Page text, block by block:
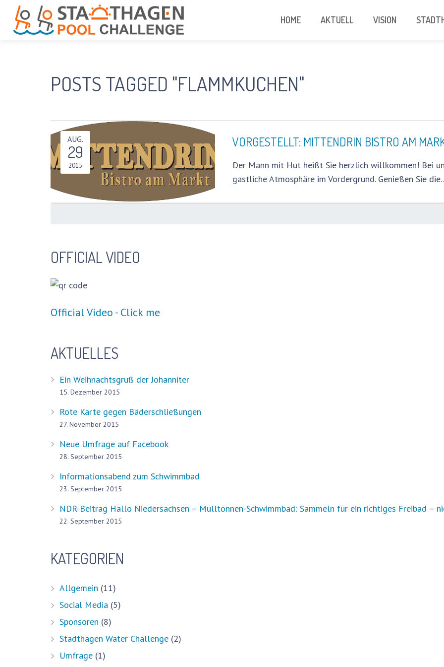
HOME AKTUELL VISION
POSTS TAGGED "FLAMMKUCHEN"
VORGESTELLT: MITTENDRIN BISTRO AM
AUG.
29
2015
Der Mann mit Hut heißt Sie herzlich willkommen! Bei
gastliche Atmosphäre im Vordergrund. Genießen Sie
OFFICIAL VIDEO
Official Video - Click me
AKTUELLES
Ein Weihnachtsgruß der Johanniter
15. Dezember 2015
Rote Karte gegen Bäderschließungen
27. November 2015
Neue Umfrage auf Facebook
28. September 2015
Informationsabend zum Schwimmbad
23. September 2015
NDR-Beitrag Hallo Niedersachsen – Mülltonnen-Schwimmbad: Sammeln für ein richtiges Freibad –
22. September 2015
KATEGORIEN
Allgemein (11)
Social Media (5)
Sponsoren (8)
Stadthagen Water Challenge (2)
Umfrage (1)
Aktuell
Bürger-Infos, Pläne und mehr
Schwimmen lernen – ein gesellschaftlicher Auftrag?
Impressum
Datenschutzerklärung